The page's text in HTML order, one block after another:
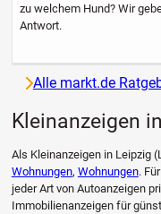
zu welchem Hund? Wir
Antwort.
Alle markt.de
Kleinanzeigen
Als Kleinanzeigen in Leipzig
Wohnungen, Wohnungen.
jeder Art von Autoanzeigen
Immobilienanzeigen für